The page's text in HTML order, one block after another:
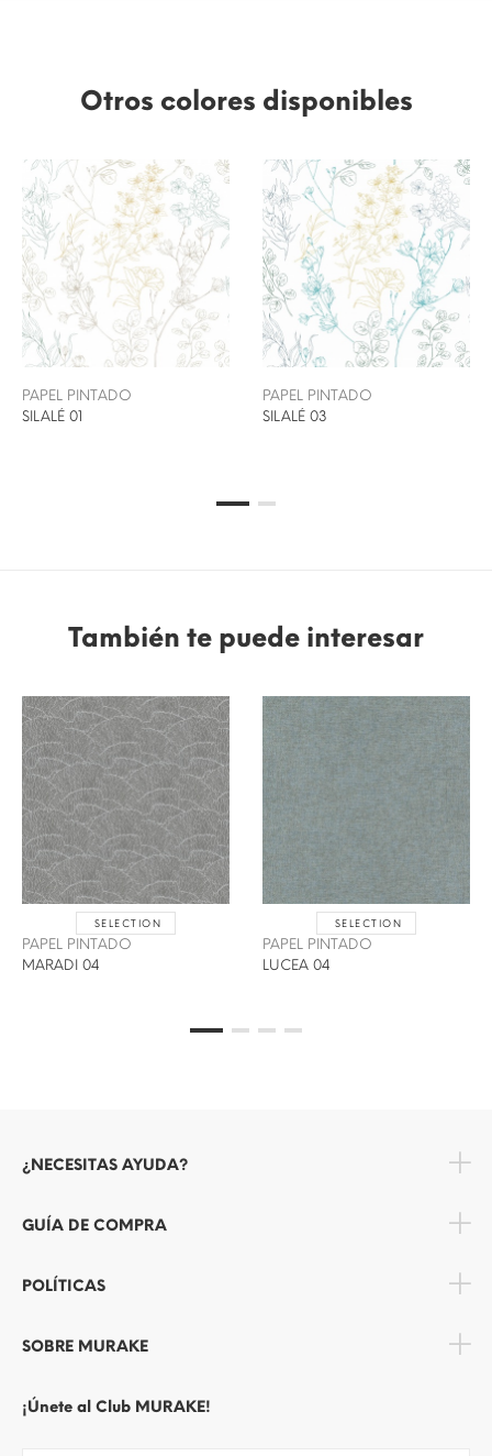
Otros colores disponibles
PAPEL PINTADO
SILALÉ 01
PAPEL PINTADO
SILALÉ 03
También te puede interesar
SELECTION
PAPEL PINTADO
MARADI 04
SELECTION
PAPEL PINTADO
LUCEA 04
¿NECESITAS AYUDA?
GUÍA DE COMPRA
POLÍTICAS
SOBRE MURAKE
¡Únete al Club MURAKE!